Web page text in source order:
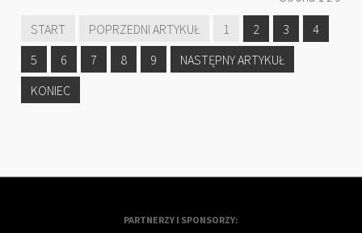
START
POPRZEDNI ARTYKUŁ 1 2 3
4
5
6 7 8 9
NASTĘPNY ARTYKUŁ
KONIEC
PARTNERZY I SPONSORZY: